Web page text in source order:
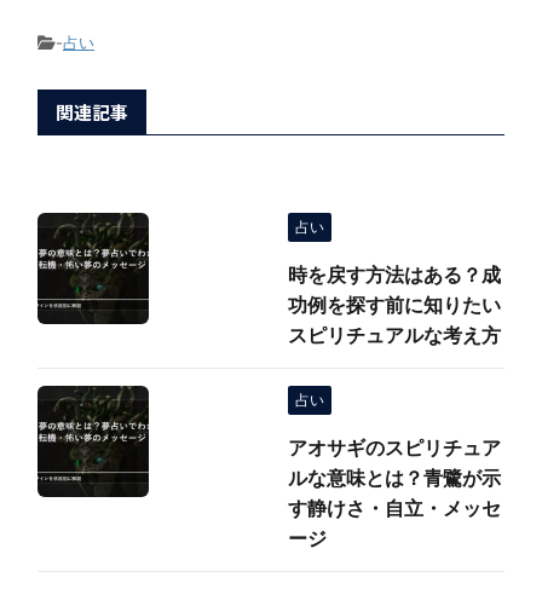
-占い
関連記事
占い
時を戻す方法はある？成
功例を探す前に知りたい
スピリチュアルな考え方
占い
アオサギのスピリチュア
ルな意味とは？青鷺が示
す静けさ・自立・メッセ
ージ